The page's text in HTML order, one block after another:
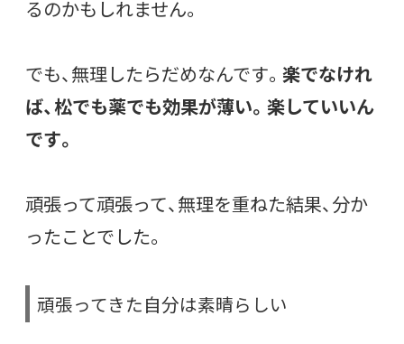
るのかもしれません。
でも、無理したらだめなんです。 楽でなけれ
ば、松でも薬でも効果が薄い。楽していいん
です。
頑張って頑張って、無理を重ねた結果、分か
ったことでした。
頑張ってきた自分は素晴らしい